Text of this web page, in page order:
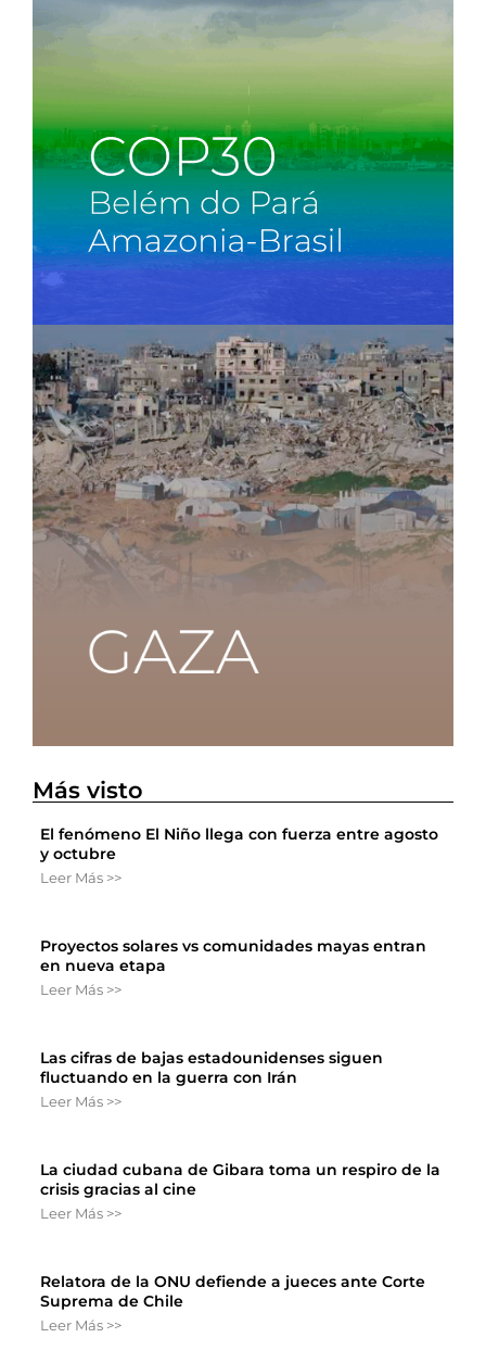
Más visto
El fenómeno El Niño llega con fuerza entre agosto
y octubre
Leer Más >>
Proyectos solares vs comunidades mayas entran
en nueva etapa
Leer Más >>
Las cifras de bajas estadounidenses siguen
fluctuando en la guerra con Irán
Leer Más >>
La ciudad cubana de Gibara toma un respiro de la
crisis gracias al cine
Leer Más >>
Relatora de la ONU defiende a jueces ante Corte
Suprema de Chile
Leer Más >>